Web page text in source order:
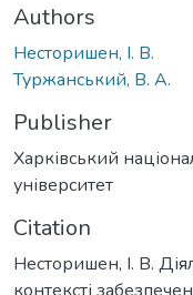
Authors
Несторишен, І. В.
Туржанський, В. А.
Publisher
Харківський
університет
Citation
Несторишен, І. В.